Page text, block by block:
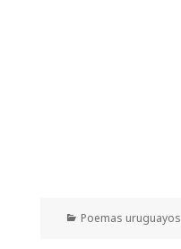
Categorías
Poemas uruguayos